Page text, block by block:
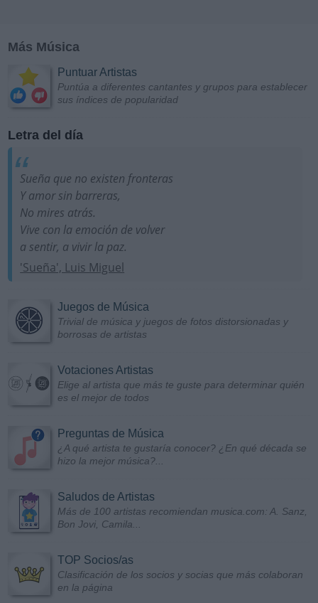
Más Música
Puntuar Artistas
Puntúa a diferentes cantantes y grupos para establecer
sus índices de popularidad
Letra del día
Sueña que no existen fronteras
Y amor sin barreras,
No mires atrás.
Vive con la emoción de volver
a sentir, a vivir la paz.
'Sueña', Luis Miguel
Juegos de Música
Trivial de música y juegos de fotos distorsionadas y
borrosas de artistas
Votaciones Artistas
Elige al artista que más te guste para determinar quién
es el mejor de todos
Preguntas de Música
¿A qué artista te gustaría conocer? ¿En qué década se
hizo la mejor música?...
Saludos de Artistas
Más de 100 artistas recomiendan musica.com: A. Sanz,
Bon Jovi, Camila...
TOP Socios/as
Clasificación de los socios y socias que más colaboran
en la página